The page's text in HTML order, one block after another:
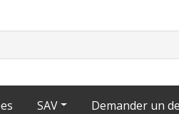
SAV Demander un